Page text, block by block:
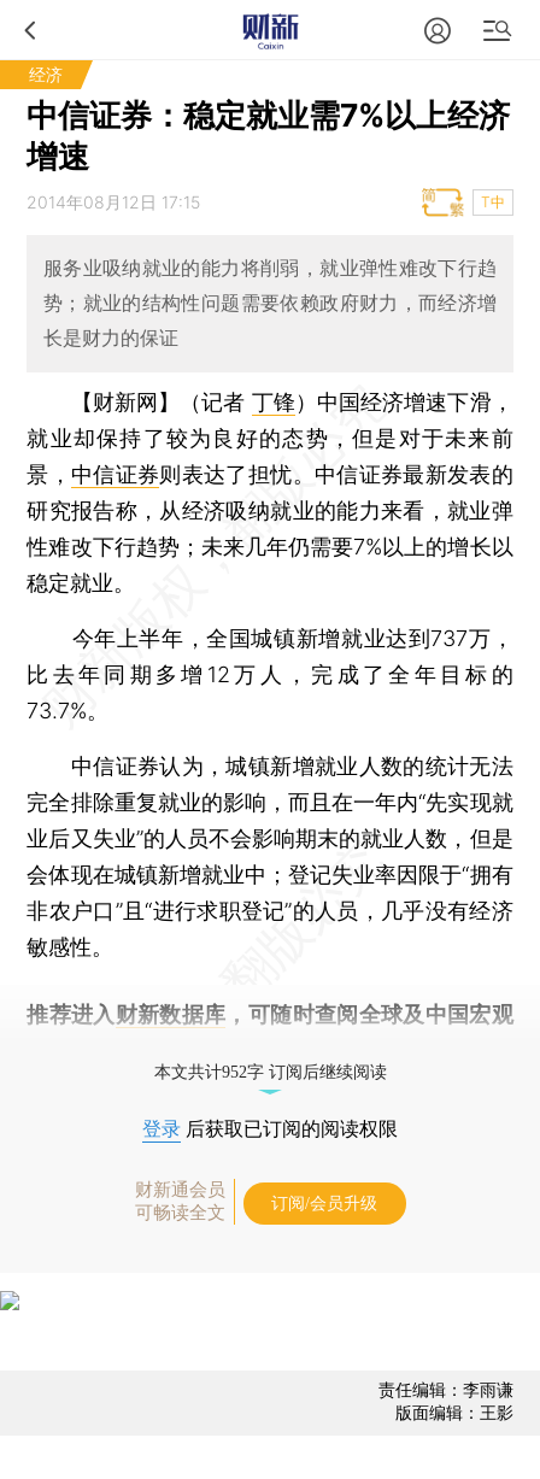
经济
中信证券：稳定就业需7%以上经济
增速
2014年08月12日 17:15 T中
服务业吸纳就业的能力将削弱，就业弹性难改下行趋
势；就业的结构性问题需要依赖政府财力，而经济增
长是财力的保证
【财新网】（记者 丁锋） 中国经济增速下滑，
就业却保持了较为良好的态势，但是对于未来前
景， 中信证券则表达了担忧。中信证券最新发表的
研究报告称，从经济吸纳就业的能力来看，就业弹
性难改下行趋势；未来几年仍需要7%以上的增长以
稳定就业。
今年上半年，全国城镇新增就业达到737万，
比去年同期多增12万人，完成了全年目标的
73.7%。
中信证券认为，城镇新增就业人数的统计无法
完全排除重复就业的影响，而且在一年内“先实现就
业后又失业”的人员不会影响期末的就业人数，但是
会体现在城镇新增就业中；登记失业率因限于“拥有
非农户口”且“进行求职登记”的人员，几乎没有经济
敏感性。
推荐进入 财新数据库 ，可随时查阅全球及中国宏观
本文共计952字 订阅后继续阅读
登录 后获取已订阅的阅读权限
财新通会员
可畅读全文
订阅/会员升级
责任编辑：李雨谦
版面编辑：王影